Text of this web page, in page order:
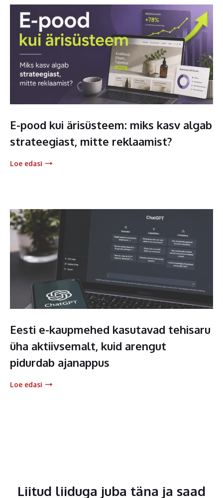
E-pood kui ärisüsteem: miks kasv algab
strateegiast, mitte reklaamist?
Loe edasi
Eesti e-kaupmehed kasutavad tehisaru
üha aktiivsemalt, kuid arengut
pidurdab ajanappus
Loe edasi
Liitud liiduga juba täna ja saad